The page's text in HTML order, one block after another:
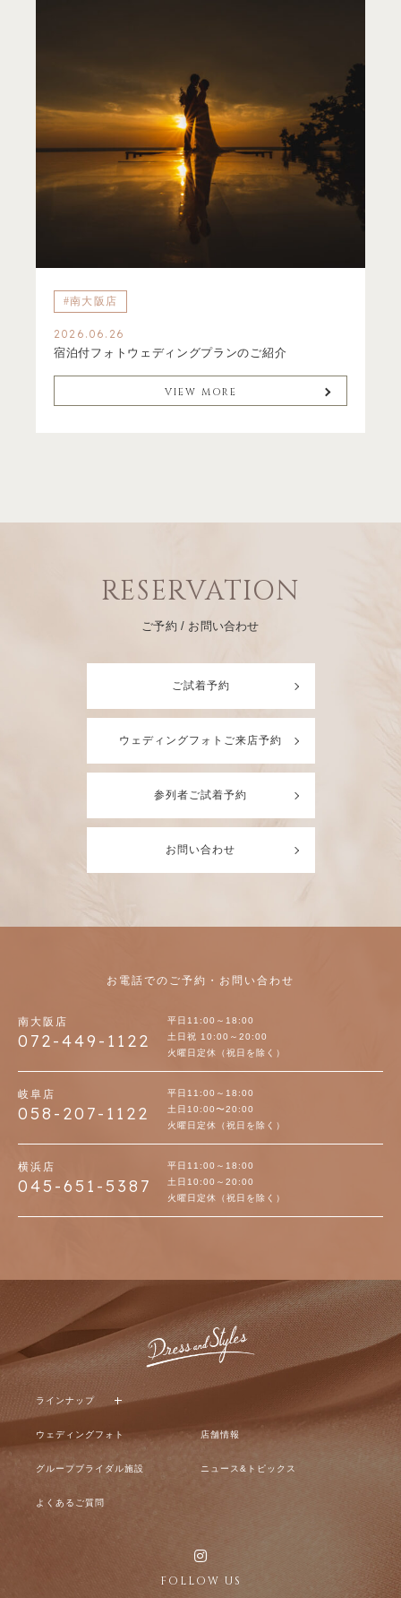
#南大阪店
2026.06.26
宿泊付フォトウェディングプランのご紹介
VIEW MORE
RESERVATION
ご予約 / お問い合わせ
ご試着予約
ウェディングフォトご来店予約
参列者ご試着予約
お問い合わせ
お電話でのご予約・お問い合わせ
南大阪店
072-449-1122
平日11:00～18:00
土日祝 10:00～20:00
火曜日定休（祝日を除く）
岐阜店
058-207-1122
平日11:00～18:00
土日10:00〜20:00
火曜日定休（祝日を除く）
横浜店
045-651-5387
平日11:00～18:00
土日10:00～20:00
火曜日定休（祝日を除く）
ラインナップ
ウェディングフォト 店舗情報
グループブライダル施設 ニュース&トピックス
よくあるご質問
FOLLOW US